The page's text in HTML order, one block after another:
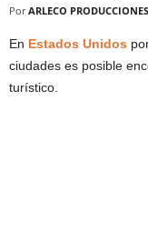
Por ARLECO PRODUCCIONES
En Estados Unidos
ciudades es posible
turístico.